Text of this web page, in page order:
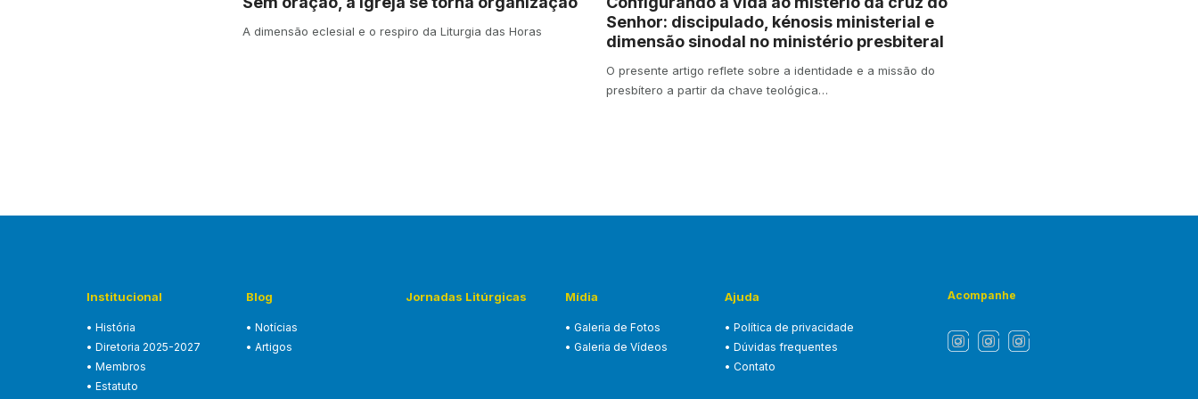
A dimensão eclesial e o respiro da Liturgia das Horas
Senhor: discipulado, kénosis ministerial e
dimensão sinodal no ministério presbiteral
O presente artigo reflete sobre a identidade e a missão do
presbítero a partir da chave teológica…
Institucional
• História
• Diretoria 2025-2027
• Membros
• Estatuto
Blog
• Notícias
• Artigos
Jornadas Litúrgicas Mídia
• Galeria de Fotos
• Galeria de Vídeos
Ajuda
• Política de privacidade
• Dúvidas frequentes
• Contato
Acompanhe